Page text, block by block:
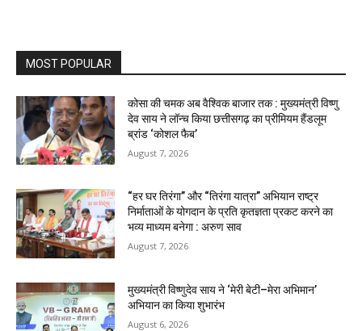
MOST POPULAR
कोसा की चमक अब वैश्विक बाजार तक : मुख्यमंत्री विष्णु
देव साय ने लॉन्च किया छत्तीसगढ़ का प्रीमियम हैंडलूम
ब्रांड ‘कोशल फैब’
August 7, 2026
“हर घर तिरंगा” और “तिरंगा यात्रा” अभियान राष्ट्र
निर्माताओं के योगदान के प्रति कृतज्ञता प्रकट करने का
भव्य माध्यम बनेगा : अरुण साव
August 7, 2026
मुख्यमंत्री विष्णुदेव साय ने ‘मेरी बेटी–मेरा अभिमान’
अभियान का किया शुभारंभ
August 6, 2026